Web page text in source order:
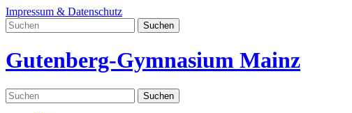
Impressum & Datenschutz
Gutenberg-Gymnasium Mainz